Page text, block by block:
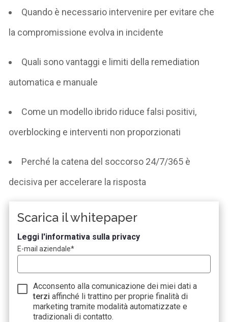
Quando è necessario intervenire per evitare che
la compromissione evolva in incidente
Quali sono vantaggi e limiti della remediation
automatica e manuale
Come un modello ibrido riduce falsi positivi,
overblocking e interventi non proporzionati
Perché la catena del soccorso 24/7/365 è
decisiva per accelerare la risposta
Scarica il whitepaper
Leggi l'informativa sulla privacy
E-mail aziendale*
Acconsento alla comunicazione dei miei dati a
terzi affinché li trattino per proprie finalità di
marketing tramite modalità automatizzate e
tradizionali di contatto.